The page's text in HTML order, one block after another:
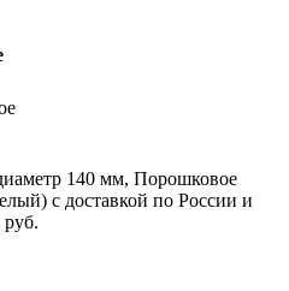
140 мм, Порошковое
с доставкой по России и